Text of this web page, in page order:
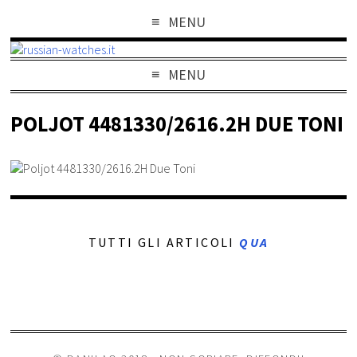
MENU
MENU
POLJOT 4481330/2616.2H DUE TONI
TUTTI GLI ARTICOLI QUA